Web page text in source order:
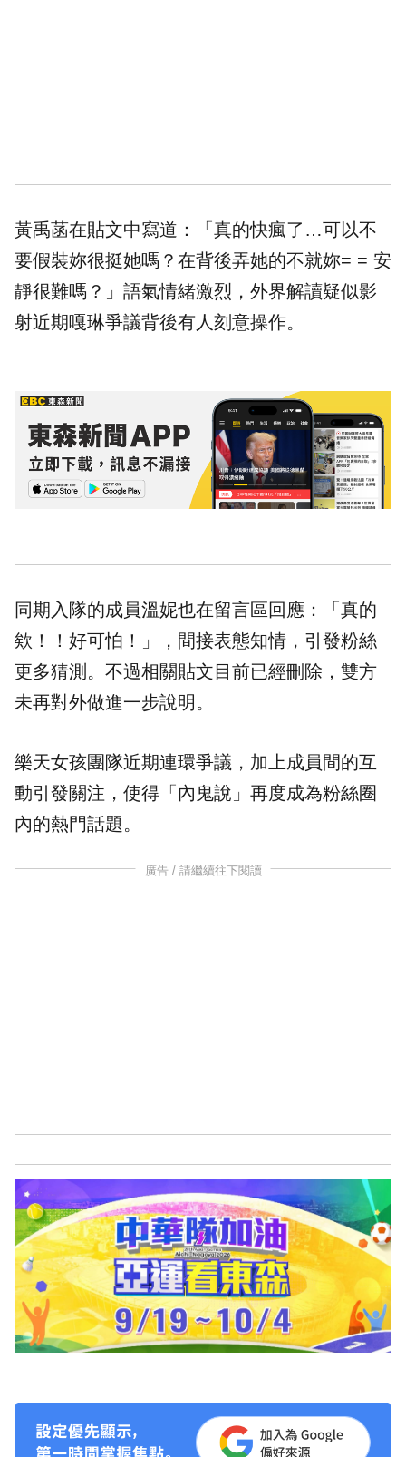
黃禹菡在貼文中寫道：「真的快瘋了…可以不
要假裝妳很挺她嗎？在背後弄她的不就妳= = 安
靜很難嗎？」語氣情緒激烈，外界解讀疑似影
射近期嘎琳爭議背後有人刻意操作。
同期入隊的成員溫妮也在留言區回應：「真的
欸！！好可怕！」，間接表態知情，引發粉絲
更多猜測。不過相關貼文目前已經刪除，雙方
未再對外做進一步說明。
樂天女孩團隊近期連環爭議，加上成員間的互
動引發關注，使得「內鬼說」再度成為粉絲圈
內的熱門話題。
廣告 / 請繼續往下閱讀